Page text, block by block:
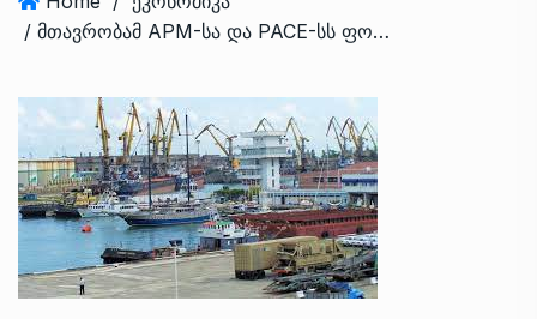
/ მთავრობამ APM-სა და PACE-სს ფოთის პორტის შესასვლელ არხზე შეთანხმების გაფორმება დაავალა